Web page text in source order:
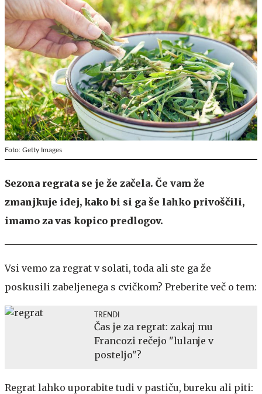
Foto: Getty Images
Sezona regrata se je že začela. Če vam že
zmanjkuje idej, kako bi si ga še lahko privoščili,
imamo za vas kopico predlogov.
Vsi vemo za regrat v solati, toda ali ste ga že
poskusili zabeljenega s cvičkom? Preberite več o tem:
TRENDI
Čas je za regrat: zakaj mu
Francozi rečejo "lulanje v
posteljo"?
Regrat lahko uporabite tudi v pastiču, bureku ali piti: